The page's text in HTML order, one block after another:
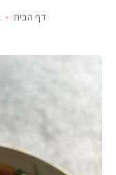
דף הבית